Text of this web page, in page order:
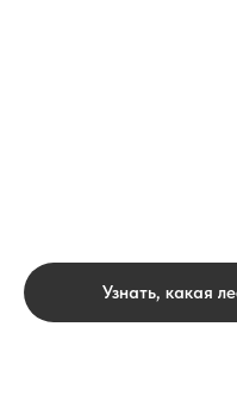
Узнать, какая